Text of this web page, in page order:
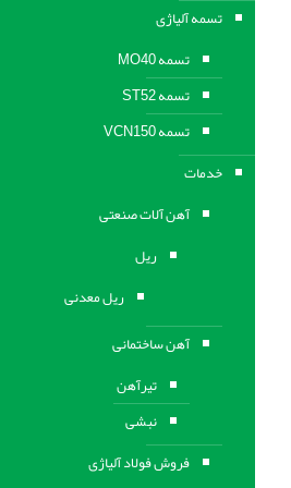
تسمه آلیاژی
تسمه MO40
تسمه ST52
تسمه VCN150
خدمات
آهن آلات صنعتی
ریل
ریل معدنی
آهن ساختمانی
تیرآهن
نبشی
فروش فولاد آلیاژی